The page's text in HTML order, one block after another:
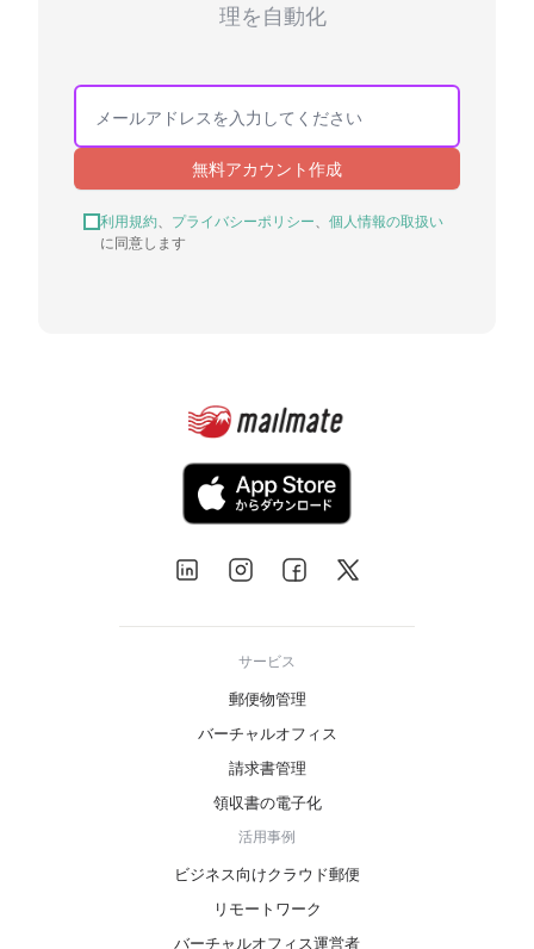
理を自動化
無料アカウント作成
利用規約 プライバシーポリシー
個人情報の取扱い
に同意します
サービス
郵便物管理
バーチャルオフィス
請求書管理
領収書の電子化
活用事例
ビジネス向けクラウド郵便
リモートワーク
バーチャルオフィス運営者